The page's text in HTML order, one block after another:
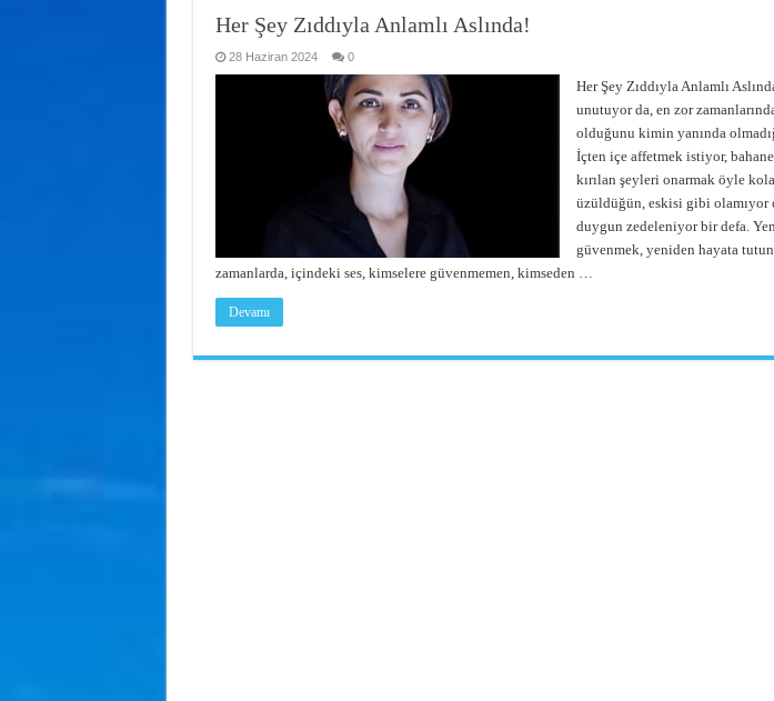
Her Şey Zıddıyla Anlamlı Aslında!
28 Haziran 2024 0
Her Şey Zıddıyla Anlamlı
unutuyor da, en zor
olduğunu kimin yanında
İçten içe affetmek istiyor,
kırılan şeyleri onarmak öyle
üzüldüğün, eskisi gibi olamıyor
duygun zedeleniyor bir defa.
güvenmek, yeniden hayata
zamanlarda, içindeki ses, kimselere güvenmemen, kimseden …
Devamı